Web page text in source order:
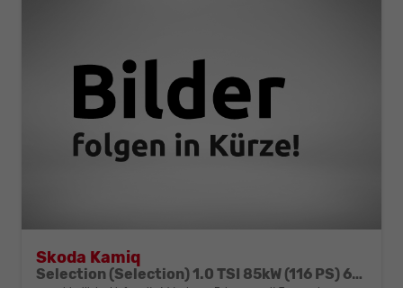
Skoda Kamiq
Selection (Selection) 1.0 TSI 85kW (116 PS) 6-Gang Schaltgetriebe